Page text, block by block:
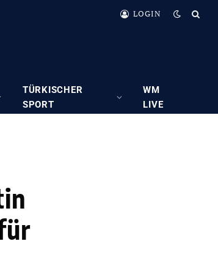
LOGIN
TÜRKISCHER
SPORT
WM
LIVE